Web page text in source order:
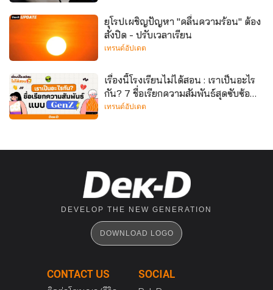
ยุโรปเผชิญปัญหา "คลื่นความร้อน" ต้อง
สั่งปิด - ปรับเวลาเรียน
เทรนด์อัปเดต
เรื่องนี้โรงเรียนไม่ได้สอน : เราเป็นอะไร
กัน? 7 ชื่อเรียกความสัมพันธ์สุดซับซ้อน
แบบ GenZ
เทรนด์อัปเดต
DEVELOP THE NEW GENERATION
DOWNLOAD LOGO
CONTACT US SOCIAL